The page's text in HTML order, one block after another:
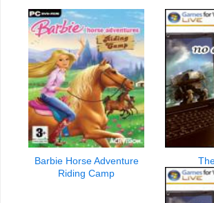
Barbie Horse Adventure
Riding Camp